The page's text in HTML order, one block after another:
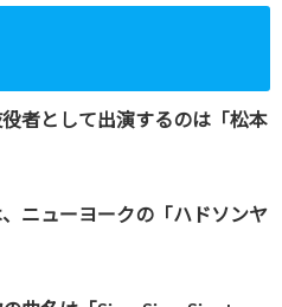
者として出演するのは「松本
ニューヨークの「ハドソンヤ